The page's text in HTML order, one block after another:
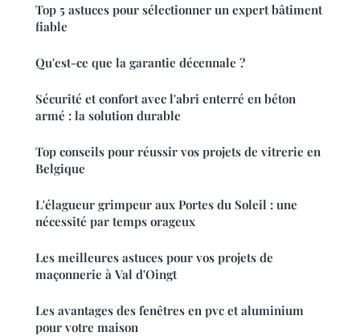
Top 5 astuces pour sélectionner un expert bâtiment
fiable
Qu'est-ce que la garantie décennale ?
Sécurité et confort avec l'abri enterré en béton
armé : la solution durable
Top conseils pour réussir vos projets de vitrerie en
Belgique
L'élagueur grimpeur aux Portes du Soleil : une
nécessité par temps orageux
Les meilleures astuces pour vos projets de
maçonnerie à Val d'Oingt
Les avantages des fenêtres en pvc et aluminium
pour votre maison